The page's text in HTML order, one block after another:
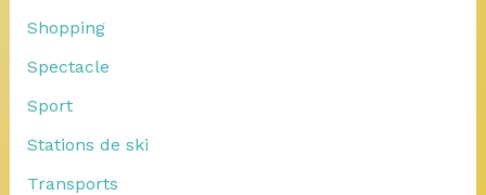
Shopping
Spectacle
Sport
Stations de ski
Transports